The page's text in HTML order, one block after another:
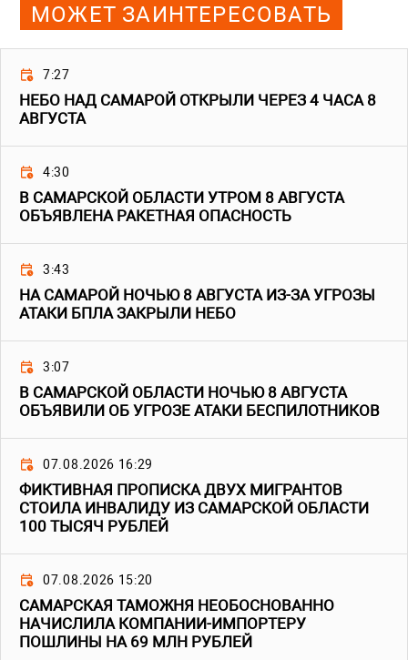
МОЖЕТ ЗАИНТЕРЕСОВАТЬ
7:27
НЕБО НАД САМАРОЙ ОТКРЫЛИ ЧЕРЕЗ 4 ЧАСА 8
АВГУСТА
4:30
В САМАРСКОЙ ОБЛАСТИ УТРОМ 8 АВГУСТА
ОБЪЯВЛЕНА РАКЕТНАЯ ОПАСНОСТЬ
3:43
НА САМАРОЙ НОЧЬЮ 8 АВГУСТА ИЗ-ЗА УГРОЗЫ
АТАКИ БПЛА ЗАКРЫЛИ НЕБО
3:07
В САМАРСКОЙ ОБЛАСТИ НОЧЬЮ 8 АВГУСТА
ОБЪЯВИЛИ ОБ УГРОЗЕ АТАКИ БЕСПИЛОТНИКОВ
07.08.2026 16:29
ФИКТИВНАЯ ПРОПИСКА ДВУХ МИГРАНТОВ
СТОИЛА ИНВАЛИДУ ИЗ САМАРСКОЙ ОБЛАСТИ
100 ТЫСЯЧ РУБЛЕЙ
07.08.2026 15:20
САМАРСКАЯ ТАМОЖНЯ НЕОБОСНОВАННО
НАЧИСЛИЛА КОМПАНИИ-ИМПОРТЕРУ
ПОШЛИНЫ НА 69 МЛН РУБЛЕЙ